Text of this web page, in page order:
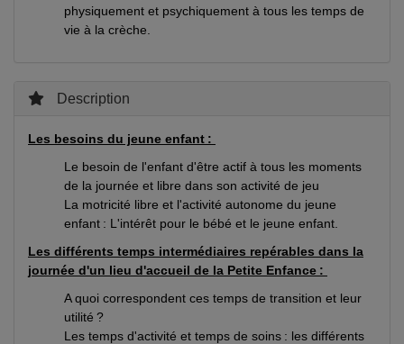
physiquement et psychiquement à tous les temps de
vie à la crèche.
Description
Les besoins du jeune enfant :
Le besoin de l'enfant d'être actif à tous les moments
de la journée et libre dans son activité de jeu
La motricité libre et l'activité autonome du jeune
enfant : L'intérêt pour le bébé et le jeune enfant.
Les différents temps intermédiaires repérables dans la
journée d'un lieu d'accueil de la Petite Enfance :
A quoi correspondent ces temps de transition et leur
utilité ?
Les temps d'activité et temps de soins : les différents